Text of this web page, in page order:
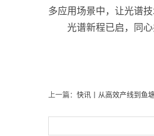
多应用场景中，让光谱
光谱新程已启，同
上一篇： 快讯丨从高效产线到鱼